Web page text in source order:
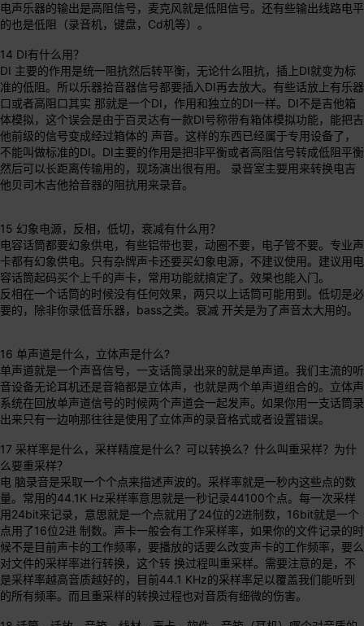
电声乐器的输出是高阻信号，麦克风就是低阻信号。还有些输出线路电平
的也是低阻（录音机，键盘，Cd机等）。
14 DI有什么用？
DI 主要的作用是统一阻抗然后转平衡，无论什么阻抗，插上DI就变为标
准的低阻。所以乐器拾音器信号都要插入DI再去放大。有些话放上有乐器
口或者高阻口其实 那就是一个DI，作用和独立的DI一样。DI不是吉他箱
体模拟，这个误会是由于百灵达有一款DI号称带有箱体模拟功能，能把吉
他前级的信号变成经过箱体的 声音。这样的东西已经属于专用设备了，
不能叫做标准的DI。DI主要的作用是把非平衡或者高阻信号转成低阻平衡
然后可以长距离传输用的，现场演出很有用。 录音室主要用来转换电吉
他贝司木吉他拾音器的阻抗用来录音。
15 幻象电源，反相，低切，衰减有什么用？
电容话筒都要幻象供电，有些铝带也要，动圈不要，电子管不要。专业声
卡都有幻象供电。只有杂牌声卡还要买幻象电源，不建议使用。建议用电
容话筒起码买个上千的声卡，常用功能就搞定了。效果也能入门。
反相在一个话筒的时候没有任何效果，两只以上话筒可能用到。低切是必
要的，除非你录低音乐器，bass之类。衰减 开关是为了声音太大用的。
16 单声道是什么，立体声是什么?
单声道就是一个声音信号，一支话筒录出来的就是单声道。我们主流的听
音设备无论耳机还是音箱都是立体声，也就是两个单声道组合的。立体声
系统在回放单声道信号的时候两个声道会一起发声。如果你用一支话筒录
出来只有一边响那往往是使用了立体声的录音格式或者设置错误。
17 采样率是什么，采样精度是什么？可以转换么？什么叫重采样？为什
么要重采样？
电 脑录音是采取一个个点来描述声波的。采样率就是一秒内这些点的数
量。常用的44.1K Hz采样率意思就是一秒记录44100个点。每一次采样
用24bit来记录，意思就是一个点就用了24位的2进制数，16bit就是一个
点用了16位2进 制数。声卡一般会有工作采样率，如果你的文件记录的时
候不是目前声卡的工作频率，要播放的话要么改变声卡的工作频率，要么
对文件的采样率进行转换，这个转 换过程叫重采样。需要注意的是，不
是采样率越高音质越好的，目前44.1 KHz的采样率足以覆盖我们能听到
的所有频率。而且重采样的转换过程也对音质有细微的伤害。